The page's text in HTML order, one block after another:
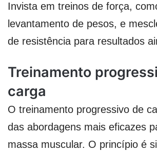
Invista em treinos de força,
levantamento de pesos, e
de resistência para resultados
Treinamento
carga
O treinamento progressivo de
das abordagens mais eficazes
massa muscular. O princípio é